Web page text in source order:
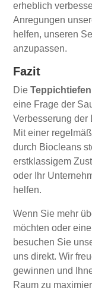
erheblich
Anregungen
helfen, unseren
anzupassen.
Fazit
Die
eine Frage der
Verbesserung der
Mit einer
durch Biocleans
erstklassigem
oder Ihr
helfen.
Wenn Sie mehr
möchten oder
besuchen Sie
uns direkt. Wir
gewinnen und
Raum zu